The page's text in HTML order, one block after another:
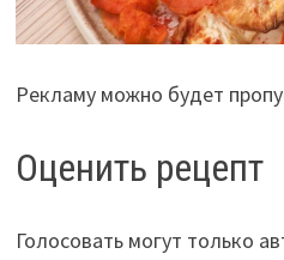
Рекламу можно будет
Оценить рецепт
Голосовать могут только